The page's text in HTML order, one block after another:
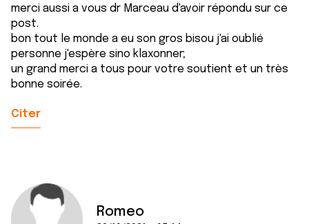
merci aussi a vous dr Marceau d'avoir répondu sur ce
post.
bon tout le monde a eu son gros bisou j'ai oublié
personne j'espère sino klaxonner;
un grand merci a tous pour votre soutient et un très
bonne soirée.
Citer
Romeo